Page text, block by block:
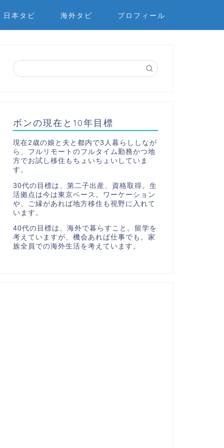
日本タビ 海外タビ プロフィール
ボンの現在と10年目標
現在2歳の娘と夫と都内で3人暮らししなが
ら、フルリモートのフルタイム勤務かつ地
方でお試し移住もちょいちょいしていま
す。
30代の目標は、第二子出産、資格取得。生
活拠点は今は東京ベース。ワーケーション
や、ご縁があれば地方移住も視野に入れて
います。
40代の目標は、海外で暮らすこと。留学を
考えていますが、機会あれば仕事でも。家
族全員での海外生活を考えています。